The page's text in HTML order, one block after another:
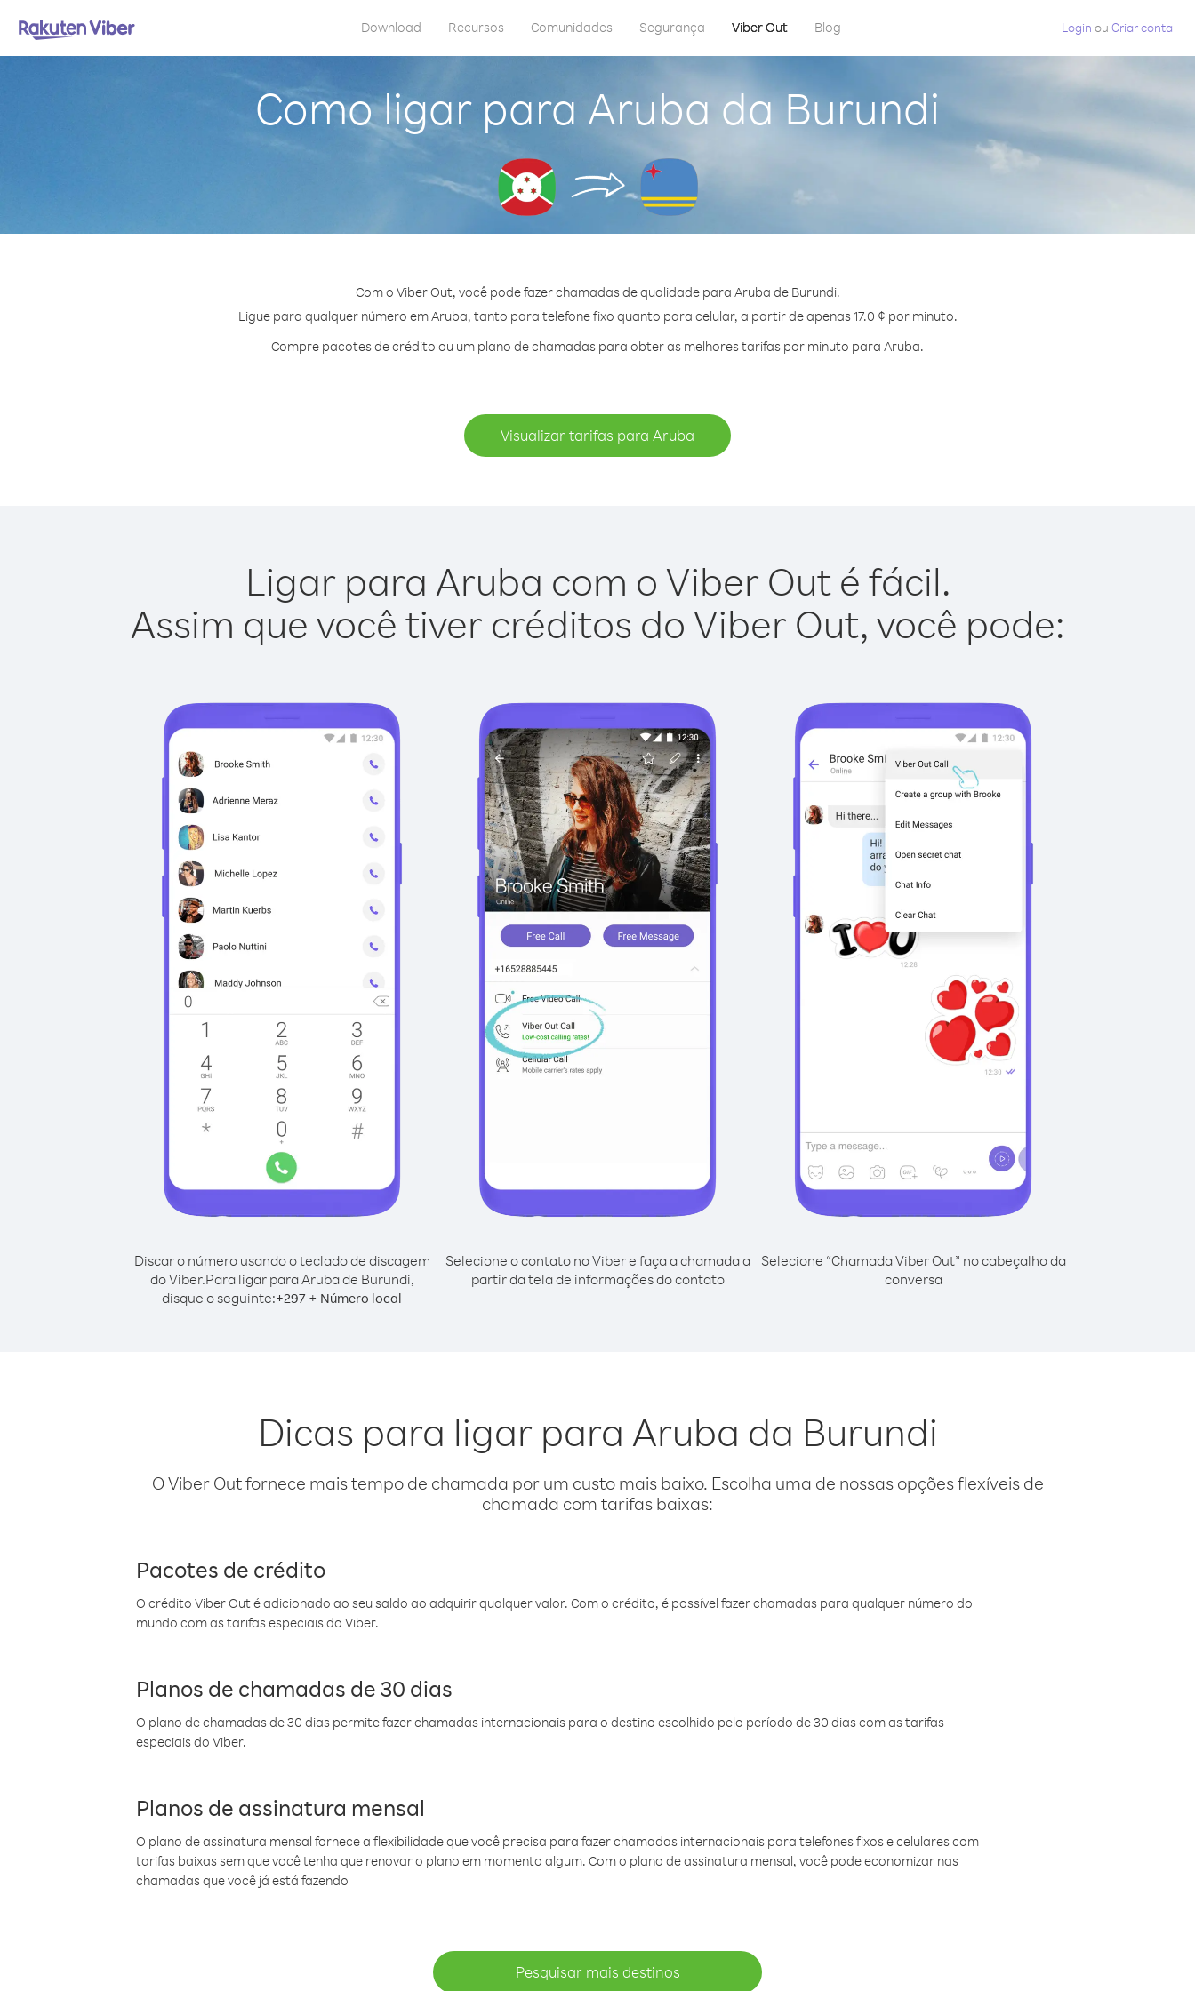
Download Recursos Comunidades Segurança Viber Out Blog Login ou Criar conta
Como ligar para Aruba da Burundi
Com o Viber Out, você pode fazer chamadas de qualidade para Aruba de Burundi.
Ligue para qualquer número em Aruba, tanto para telefone fixo quanto para celular, a partir de apenas 17.0 ¢ por minuto.
Compre pacotes de crédito ou um plano de chamadas para obter as melhores tarifas por minuto para Aruba.
Visualizar tarifas para Aruba
Ligar para Aruba com o Viber Out é fácil.
Assim que você tiver créditos do Viber Out, você pode:
Discar o número usando o teclado de discagem
do Viber.Para ligar para Aruba de Burundi,
disque o seguinte:+297 + Número local
Selecione o contato no Viber e faça a chamada a
partir da tela de informações do contato
Selecione “Chamada Viber Out” no cabeçalho da
conversa
Dicas para ligar para Aruba da Burundi
O Viber Out fornece mais tempo de chamada por um custo mais baixo. Escolha uma de nossas opções flexíveis de
chamada com tarifas baixas:
Pacotes de crédito
O crédito Viber Out é adicionado ao seu saldo ao adquirir qualquer valor. Com o crédito, é possível fazer chamadas para qualquer número do
mundo com as tarifas especiais do Viber.
Planos de chamadas de 30 dias
O plano de chamadas de 30 dias permite fazer chamadas internacionais para o destino escolhido pelo período de 30 dias com as tarifas
especiais do Viber.
Planos de assinatura mensal
O plano de assinatura mensal fornece a flexibilidade que você precisa para fazer chamadas internacionais para telefones fixos e celulares com
tarifas baixas sem que você tenha que renovar o plano em momento algum. Com o plano de assinatura mensal, você pode economizar nas
chamadas que você já está fazendo
Pesquisar mais destinos